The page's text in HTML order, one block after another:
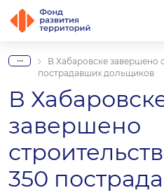
...
В Хабаровске завершено
пострадавших дольщиков
В
завершено
350